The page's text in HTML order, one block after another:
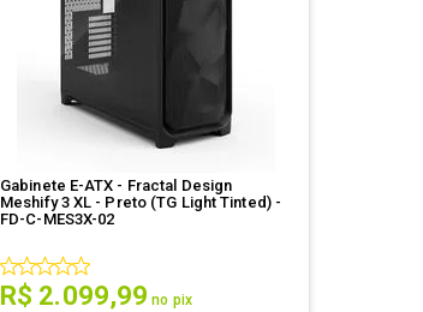
Gabinete E-ATX - Fractal Design
Meshify 3 XL - Preto (TG Light Tinted) -
FD-C-MES3X-02
R$ 2.099,99 no pix